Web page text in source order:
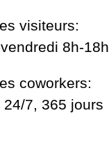
visiteurs:
8h-18h
coworkers:
24/7, 365 jours